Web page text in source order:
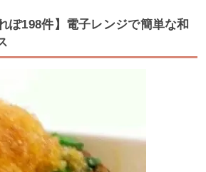
ぽ198件】電子レンジで簡単な和